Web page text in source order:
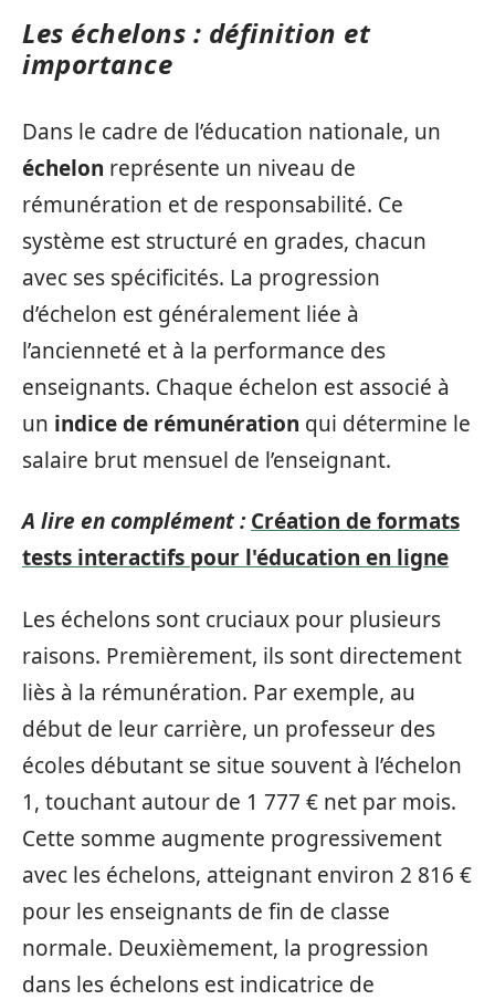
Les échelons : définition et
importance
Dans le cadre de l’éducation nationale, un
échelon représente un niveau de
rémunération et de responsabilité. Ce
système est structuré en grades, chacun
avec ses spécificités. La progression
d’échelon est généralement liée à
l’ancienneté et à la performance des
enseignants. Chaque échelon est associé à
un indice de rémunération qui détermine le
salaire brut mensuel de l’enseignant.
A lire en complément : Création de formats
tests interactifs pour l'éducation en ligne
Les échelons sont cruciaux pour plusieurs
raisons. Premièrement, ils sont directement
liès à la rémunération. Par exemple, au
début de leur carrière, un professeur des
écoles débutant se situe souvent à l’échelon
1, touchant autour de 1 777 € net par mois.
Cette somme augmente progressivement
avec les échelons, atteignant environ 2 816 €
pour les enseignants de fin de classe
normale. Deuxièmement, la progression
dans les échelons est indicatrice de